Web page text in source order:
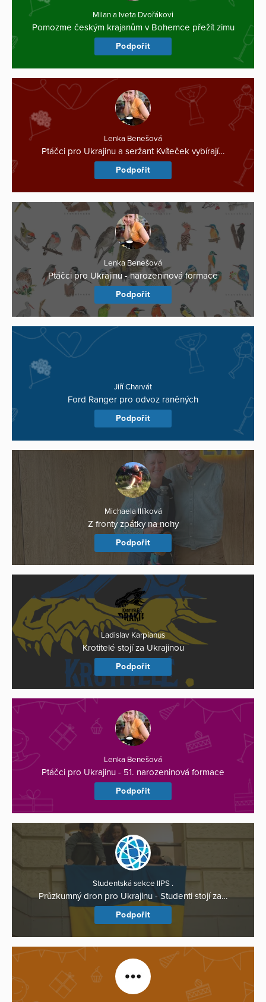
Milan a Iveta Dvořákovi
Pomozme českým krajanům v Bohemce přežít zimu
Podpořit
Lenka Benešová
Ptáčci pro Ukrajinu a seržant Kvíteček vybírají…
Podpořit
Lenka Benešová
Ptáčci pro Ukrajinu - narozeninová formace
Podpořit
Jiří Charvát
Ford Ranger pro odvoz raněných
Podpořit
Michaela Illíková
Z fronty zpátky na nohy
Podpořit
Ladislav Karpianus
Krotitelé stojí za Ukrajinou
Podpořit
Lenka Benešová
Ptáčci pro Ukrajinu - 51. narozeninová formace
Podpořit
Studentská sekce IIPS .
Průzkumný dron pro Ukrajinu - Studenti stojí za…
Podpořit